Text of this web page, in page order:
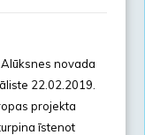
novada
22.02.2019.
projekta
īstenot